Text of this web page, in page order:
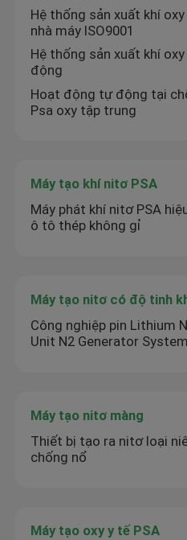
Hệ thống sản xuất khí
nhà máy ISO9001
Hệ thống sản xuất khí
động
Hoạt động tự động tại
Psa oxy tập trung
Máy tạo khí nitơ PSA
Máy phát khí nitơ PSA
ô tô thép không gỉ
Máy tạo nitơ có độ tinh
Công nghiệp pin Lithium
Unit N2 Generator
Máy tạo nitơ màng
Thiết bị tạo ra nitơ loại
chống nổ
Máy tạo oxy y tế PSA